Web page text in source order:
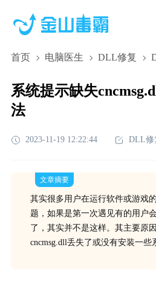
首页 电脑医生 DLL修复
系统提示缺失
法
2023-11-19 12:22:44 DLL修
文章摘要
其实很多用户在运行软件或游戏
题，如果是第一次遇见有的用户
了，其实并不是这样。其主要原
cncmsg.dll丢失了或没有安装一些